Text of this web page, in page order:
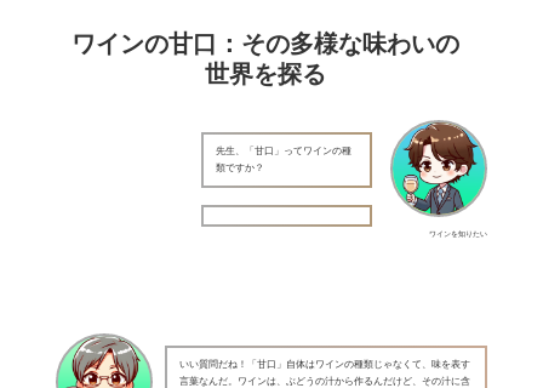
ワインの甘口：その多様な味わいの
世界を探る
ワインを知りたい
先生、「甘口」ってワインの種
類ですか？
いい質問だね！「甘口」自体はワインの種類じゃなくて、味を表す
言葉なんだ。ワインは、ぶどうの汁から作るんだけど、その汁に含